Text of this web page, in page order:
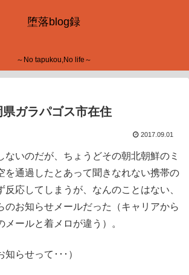
堕落blog録
～No tapukou,No life～
ラパゴス市在住
2017.09.01
ないのだが、ちょうどその朝北朝鮮のミ
を通過したとあって聞きなれない携帯の
反応してしまうが、なんのことはない、
のお知らせメールだった（キャリアから
メールと着メロが違う）。
らせって･･･）